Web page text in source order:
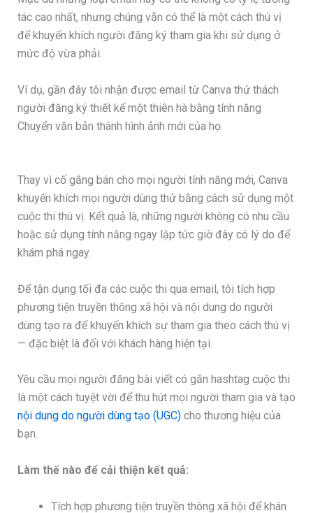
tác cao nhất, nhưng chúng vẫn có thể là một cách thú vị
để khuyến khích người đăng ký tham gia khi sử dụng ở
mức độ vừa phải.
Ví dụ, gần đây tôi nhận được email từ Canva thử thách
người đăng ký thiết kế một thiên hà bằng tính năng
Chuyển văn bản thành hình ảnh mới của họ.
Thay vì cố gắng bán cho mọi người tính năng mới, Canva
khuyến khích mọi người dùng thử bằng cách sử dụng một
cuộc thi thú vị. Kết quả là, những người không có nhu cầu
hoặc sử dụng tính năng ngay lập tức giờ đây có lý do để
khám phá ngay.
Để tận dụng tối đa các cuộc thi qua email, tôi tích hợp
phương tiện truyền thông xã hội và nội dung do người
dùng tạo ra để khuyến khích sự tham gia theo cách thú vị
— đặc biệt là đối với khách hàng hiện tại.
Yêu cầu mọi người đăng bài viết có gắn hashtag cuộc thi
là một cách tuyệt vời để thu hút mọi người tham gia và tạo
nội dung do người dùng tạo (UGC) cho thương hiệu của
bạn.
Làm thế nào để cải thiện kết quả:
Tích hợp phương tiện truyền thông xã hội để khán